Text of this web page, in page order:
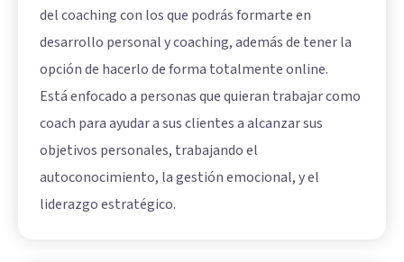
del coaching con los que podrás formarte en
desarrollo personal y coaching, además de tener la
opción de hacerlo de forma totalmente online.
Está enfocado a personas que quieran trabajar como
coach para ayudar a sus clientes a alcanzar sus
objetivos personales, trabajando el
autoconocimiento, la gestión emocional, y el
liderazgo estratégico.